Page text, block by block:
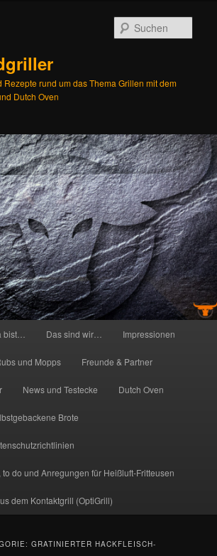
rund um das Thema Grillen mit dem
Dutch Oven
bist… Das sind wir… Impressionen
und Mopps Freunde & Partner
News und Testecke Dutch Oven
Brote
to do und Anregungen für Heißluft-Fritteusen
dem Kontaktgrill (OptiGrill)
GRATINIERTER HACKFLEISCH-